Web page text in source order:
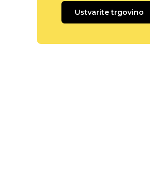
Ustvarite trgovino